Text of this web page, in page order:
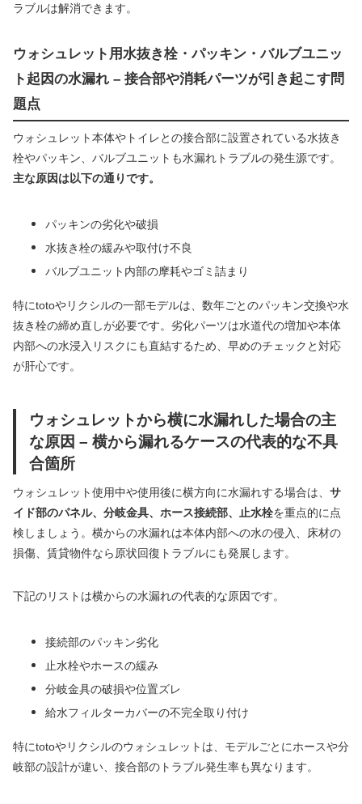
ラブルは解消できます。
ウォシュレット用水抜き栓・パッキン・バルブユニッ
ト起因の水漏れ – 接合部や消耗パーツが引き起こす問
題点
ウォシュレット本体やトイレとの接合部に設置されている水抜き
栓やパッキン、バルブユニットも水漏れトラブルの発生源です。
主な原因は以下の通りです。
パッキンの劣化や破損
水抜き栓の緩みや取付け不良
バルブユニット内部の摩耗やゴミ詰まり
特にtotoやリクシルの一部モデルは、数年ごとのパッキン交換や水
抜き栓の締め直しが必要です。劣化パーツは水道代の増加や本体
内部への水浸入リスクにも直結するため、早めのチェックと対応
が肝心です。
ウォシュレットから横に水漏れした場合の主
な原因 – 横から漏れるケースの代表的な不具
合箇所
ウォシュレット使用中や使用後に横方向に水漏れする場合は、 サ
イド部のパネル、分岐金具、ホース接続部、止水栓を重点的に点
検しましょう。横からの水漏れは本体内部への水の侵入、床材の
損傷、賃貸物件なら原状回復トラブルにも発展します。
下記のリストは横からの水漏れの代表的な原因です。
接続部のパッキン劣化
止水栓やホースの緩み
分岐金具の破損や位置ズレ
給水フィルターカバーの不完全取り付け
特にtotoやリクシルのウォシュレットは、モデルごとにホースや分
岐部の設計が違い、接合部のトラブル発生率も異なります。